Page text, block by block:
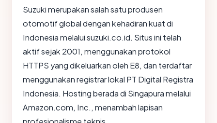
Suzuki merupakan salah satu produsen
otomotif global dengan kehadiran kuat di
Indonesia melalui suzuki.co.id. Situs ini telah
aktif sejak 2001, menggunakan protokol
HTTPS yang dikeluarkan oleh E8, dan terdaftar
menggunakan registrar lokal PT Digital Registra
Indonesia. Hosting berada di Singapura melalui
Amazon.com, Inc., menambah lapisan